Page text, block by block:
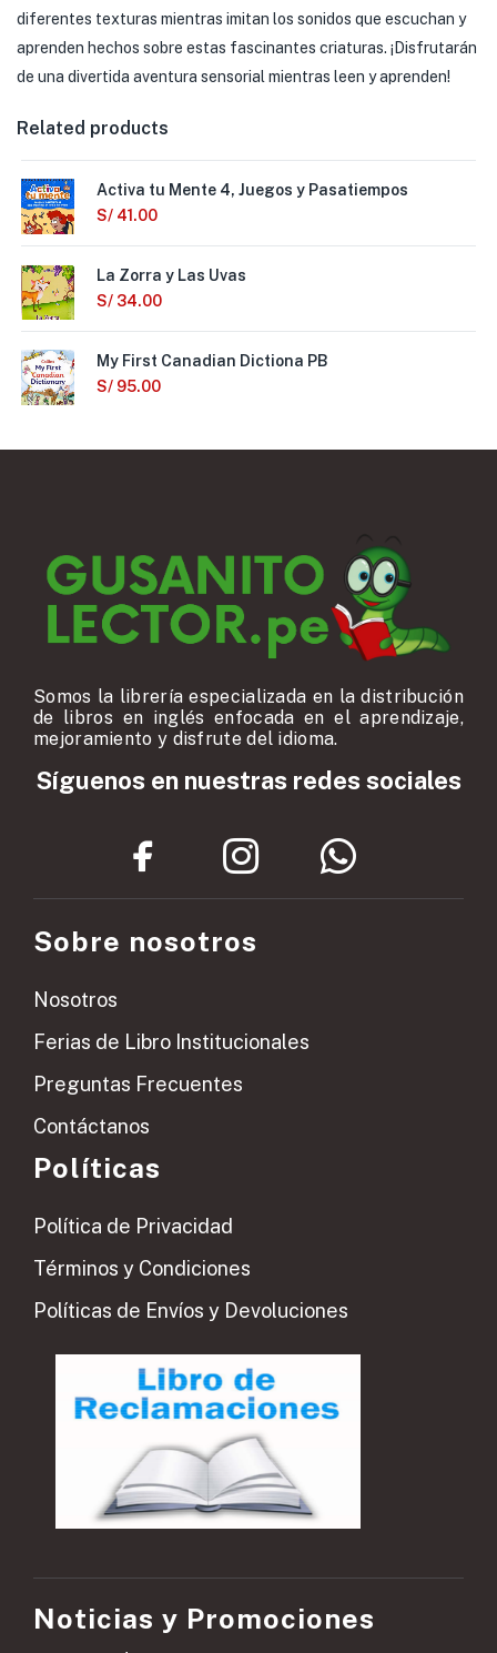
diferentes texturas mientras imitan los sonidos que escuchan y
aprenden hechos sobre estas fascinantes criaturas. ¡Disfrutarán
de una divertida aventura sensorial mientras leen y aprenden!
Related products
Activa tu Mente 4, Juegos y Pasatiempos
S/ 41.00
La Zorra y Las Uvas
S/ 34.00
My First Canadian Dictiona PB
S/ 95.00
Somos la librería especializada en la distribución
de libros en inglés enfocada en el aprendizaje,
mejoramiento y disfrute del idioma.
Síguenos en nuestras redes sociales
Sobre nosotros
Nosotros
Ferias de Libro Institucionales
Preguntas Frecuentes
Contáctanos
Políticas
Política de Privacidad
Términos y Condiciones
Políticas de Envíos y Devoluciones
Noticias y Promociones